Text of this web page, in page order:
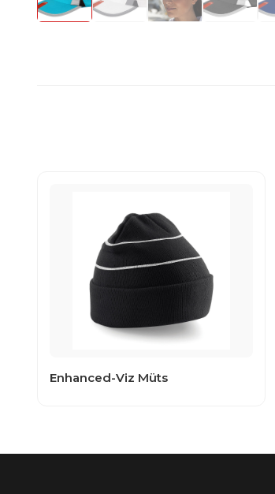
Enhanced-Viz Müts